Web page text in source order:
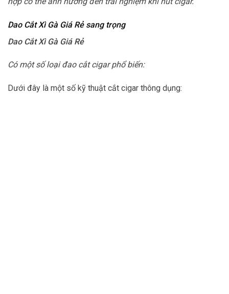
Dao Cắt Xì Gà Giá Rẻ sang trọng
Dao Cắt Xì Gà Giá Rẻ
Có một số loại đao cắt cigar phổ biến:
Dưới đây là một số kỹ thuật cắt cigar thông dụng: